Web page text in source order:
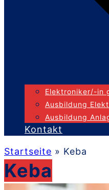
Elektroniker/-in
Ausbildung
Ausbildung
Kontakt
Startseite » Keba
Keba